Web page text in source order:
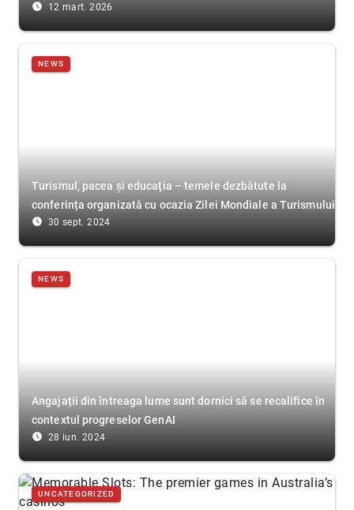
access_time_filled 12 mart. 2026
NEWS
Turismul, pacea și educația – temele dezbătute la
conferința organizată cu ocazia Zilei Mondiale a Turismului
access_time_filled 30 sept. 2024
NEWS
Angajații din întreaga lume sunt dornici să se recalifice în
contextul progreselor GenAI
access_time_filled 28 iun. 2024
UNCATEGORIZED